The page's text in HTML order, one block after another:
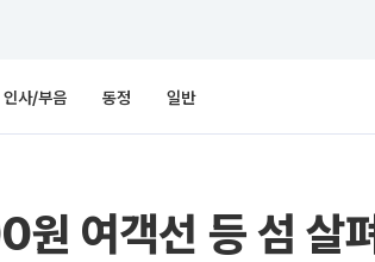
인사/부음 동정 일반
여객선 등 섬 살펴